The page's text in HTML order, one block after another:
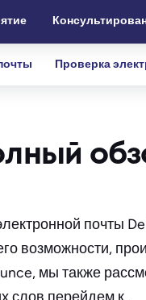
Проверка
почты
возможности,
мы также
слов перейдем к…